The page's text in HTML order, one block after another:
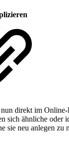
direkt im
sich ähnliche oder
sie neu anlegen zu